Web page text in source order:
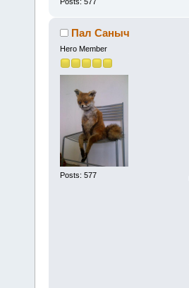
Пал Саныч
Hero Member
Posts: 577